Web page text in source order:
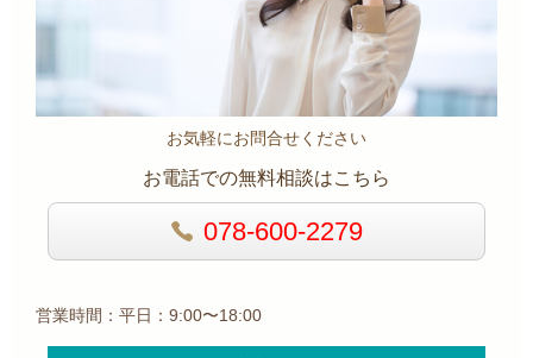
お気軽にお問合せください
お電話での無料相談はこちら
078-600-2279
営業時間：平日：9:00〜18:00